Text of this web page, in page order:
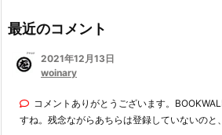
最近のコメント
2021年12月13日
woinary
コメントありがとうございます。
すね。残念ながらあちらは登録していないのと